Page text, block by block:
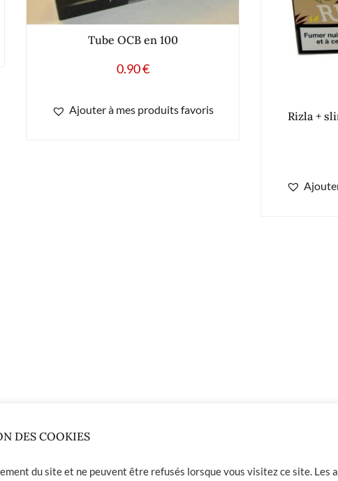
Tube OCB en 100
0.90€
Ajouter à mes produits favoris Rizla +
DES COOKIES
du site et ne peuvent être refusés lorsque vous visitez ce site. Les